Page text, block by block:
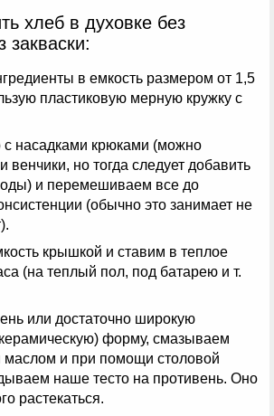
хлеб в духовке без
закваски:
в емкость размером от 1,5
пластиковую мерную кружку с
с насадками крюками (можно
венчики, но тогда следует добавить
и перемешиваем все до
(обычно это занимает не
крышкой и ставим в теплое
(на теплый пол, под батарею и т.
или достаточно широкую
форму, смазываем
маслом и при помощи столовой
наше тесто на противень. Оно
растекаться.